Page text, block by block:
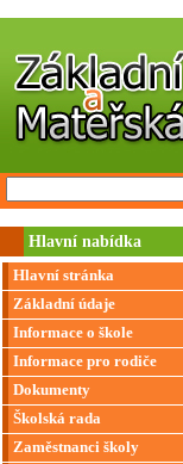
Hlavní nabídka
Hlavní stránka
Základní údaje
Informace o škole
Informace pro rodiče
Dokumenty
Školská rada
Zaměstnanci školy